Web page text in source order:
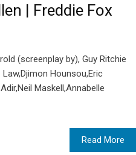
| Freddie Fox
(screenplay by), Guy Ritchie
Hounsou,Eric
Maskell,Annabelle
Read More